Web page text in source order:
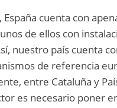
España cuenta con
de ellos con
nuestro país cuenta
de referencia
entre Cataluña y
es necesario poner